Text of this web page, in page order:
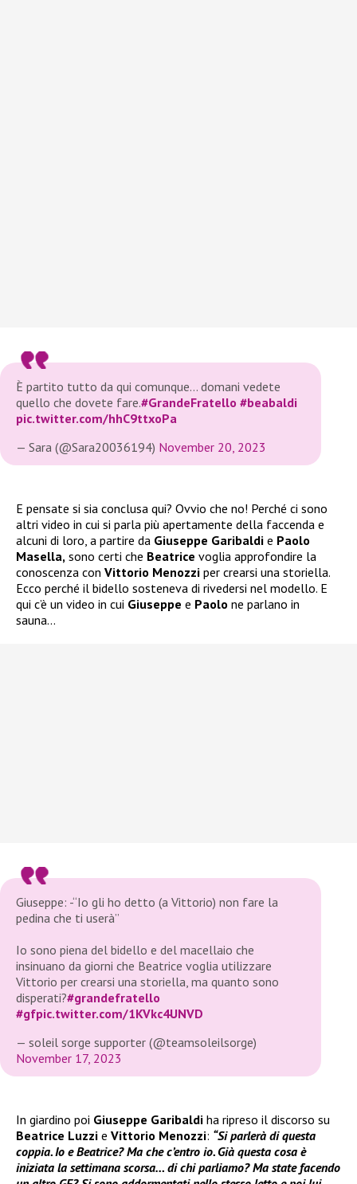
È partito tutto da qui comunque… domani vedete
quello che dovete fare.#GrandeFratello #beabaldi
pic.twitter.com/hhC9ttxoPa
— Sara (@Sara20036194) November 20, 2023
E pensate si sia conclusa qui? Ovvio che no! Perché ci sono
altri video in cui si parla più apertamente della faccenda e
alcuni di loro, a partire da Giuseppe Garibaldi e Paolo
Masella, sono certi che Beatrice voglia approfondire la
conoscenza con Vittorio Menozzi per crearsi una storiella.
Ecco perché il bidello sosteneva di rivedersi nel modello. E
qui c’è un video in cui Giuseppe e Paolo ne parlano in
sauna…
Giuseppe: -“Io gli ho detto (a Vittorio) non fare la
pedina che ti userà”
Io sono piena del bidello e del macellaio che
insinuano da giorni che Beatrice voglia utilizzare
Vittorio per crearsi una storiella, ma quanto sono
disperati?#grandefratello
#gfpic.twitter.com/1KVkc4UNVD
— soleil sorge supporter (@teamsoleilsorge)
November 17, 2023
In giardino poi Giuseppe Garibaldi ha ripreso il discorso su
Beatrice Luzzi e Vittorio Menozzi: “Si parlerà di questa
coppia. Io e Beatrice? Ma che c’entro io. Già questa cosa è
iniziata la settimana scorsa… di chi parliamo? Ma state facendo